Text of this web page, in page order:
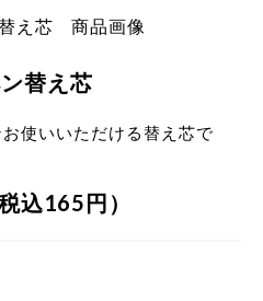
替え芯
使いいただける替え芯で
込165円）